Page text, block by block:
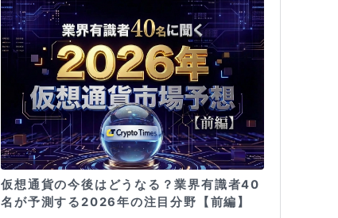
仮想通貨の今後はどうなる？業界有識者40
名が予測する2026年の注目分野【前編】